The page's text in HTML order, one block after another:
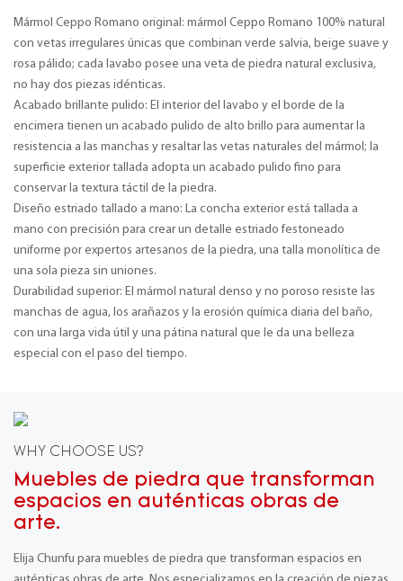
Mármol Ceppo Romano original: mármol Ceppo Romano 100% natural
con vetas irregulares únicas que combinan verde salvia, beige suave y
rosa pálido; cada lavabo posee una veta de piedra natural exclusiva,
no hay dos piezas idénticas.
Acabado brillante pulido: El interior del lavabo y el borde de la
encimera tienen un acabado pulido de alto brillo para aumentar la
resistencia a las manchas y resaltar las vetas naturales del mármol; la
superficie exterior tallada adopta un acabado pulido fino para
conservar la textura táctil de la piedra.
Diseño estriado tallado a mano: La concha exterior está tallada a
mano con precisión para crear un detalle estriado festoneado
uniforme por expertos artesanos de la piedra, una talla monolítica de
una sola pieza sin uniones.
Durabilidad superior: El mármol natural denso y no poroso resiste las
manchas de agua, los arañazos y la erosión química diaria del baño,
con una larga vida útil y una pátina natural que le da una belleza
especial con el paso del tiempo.
WHY CHOOSE US?
Muebles de piedra que transforman
espacios en auténticas obras de
arte.
Elija Chunfu para muebles de piedra que transforman espacios en